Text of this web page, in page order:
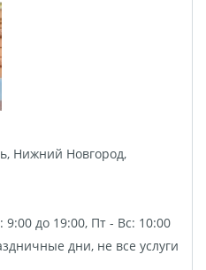
, Нижний Новгород,
до 19:00, Пт - Вс: 10:00
дни, не все услуги